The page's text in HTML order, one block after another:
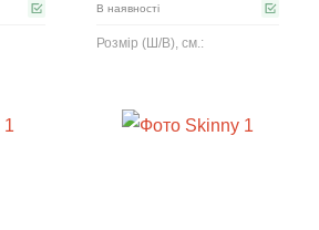
В наявності
Розмір (Ш/В), см.: